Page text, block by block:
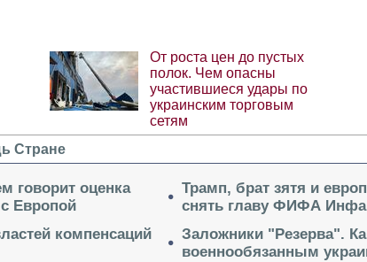
От роста цен до пустых
полок. Чем опасны
участившиеся удары по
украинским торговым
сетям
Стране
говорит оценка
Европой
компенсаций
Трамп, брат зятя и
снять главу ФИФА
Заложники "Резерва".
военнообязанным